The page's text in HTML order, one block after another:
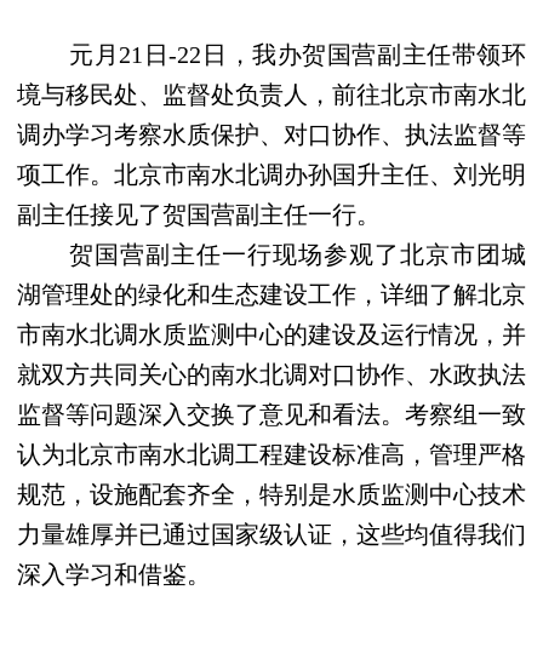
元月 21 日-22 日，我办贺国营副主任带领环
境与移民处、监督处负责人，前往北京市南水北
调办学习考察水质保护、对口协作、执法监督等
项工作。北京市南水北调办孙国升主任、刘光明
副主任接见了贺国营副主任一行。
贺国营副主任一行现场参观了北京市团城
湖管理处的绿化和生态建设工作，详细了解北京
市南水北调水质监测中心的建设及运行情况，并
就双方共同关心的南水北调对口协作、水政执法
监督等问题深入交换了意见和看法。考察组一致
认为北京市南水北调工程建设标准高，管理严格
规范，设施配套齐全，特别是水质监测中心技术
力量雄厚并已通过国家级认证，这些均值得我们
深入学习和借鉴。